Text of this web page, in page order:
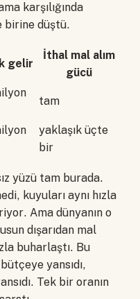
karşılığında
birine düştü.
gelir
İthal mal alım
gücü
tam
yaklaşık üçte
bir
yüzü tam burada.
kuyuları aynı hızla
Ama dünyanın o
dışarıdan mal
buharlaştı. Bu
yansıdı,
Tek bir oranın